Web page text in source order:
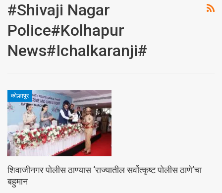
#shivaji Nagar
Police#kolhapur
News#ichalkaranji#
कोल्हापुर
शिवाजीनगर पोलीस ठाण्यास ‘राज्यातील सर्वोत्कृष्ट पोलीस ठाणे’चा
बहुमान